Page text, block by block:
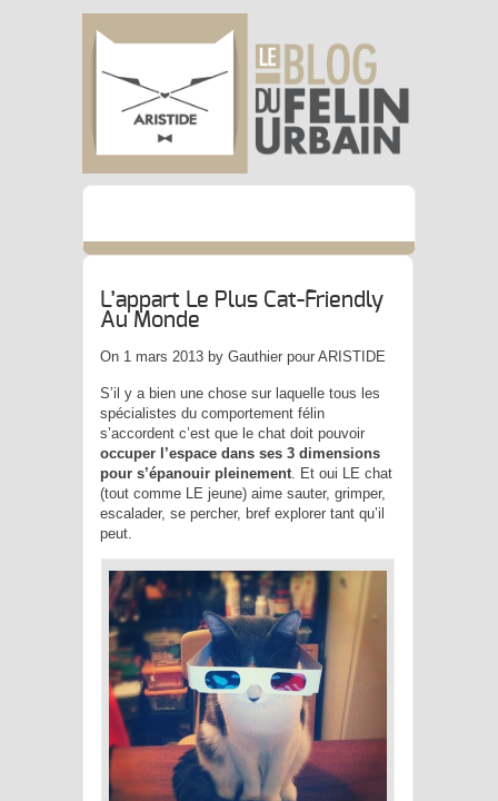
L’appart Le Plus Cat-Friendly
Au Monde
On 1 mars 2013 by Gauthier pour ARISTIDE
S’il y a bien une chose sur laquelle tous les
spécialistes du comportement félin
s’accordent c’est que le chat doit pouvoir
occuper l’espace dans ses 3 dimensions
pour s’épanouir pleinement . Et oui LE chat
(tout comme LE jeune) aime sauter, grimper,
escalader, se percher, bref explorer tant qu’il
peut.